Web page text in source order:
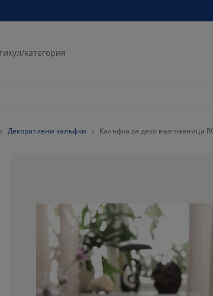
Декоративни калъфки Калъфка за деко възглавница